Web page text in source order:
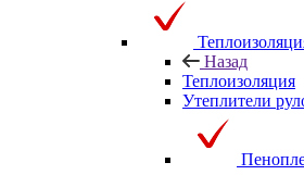
Назад
Теплоизоляция
Утеплители